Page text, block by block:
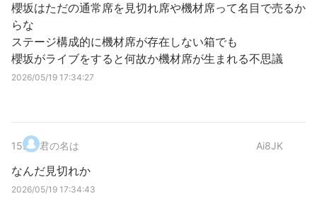
櫻坂はただの通常席を見切れ席や機材席って名目で売るか
らな
ステージ構成的に機材席が存在しない箱でも
櫻坂がライブをすると何故か機材席が生まれる不思議
2026/05/19 17:34:27
15. 君の名は Ai8JK
なんだ見切れか
2026/05/19 17:34:43